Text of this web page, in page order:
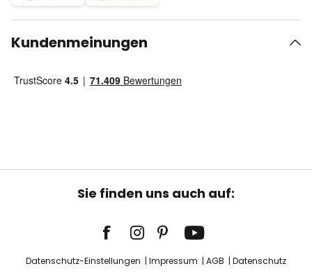
Kundenmeinungen
Sie finden uns auch auf:
Datenschutz-Einstellungen Impressum AGB
Datenschutz